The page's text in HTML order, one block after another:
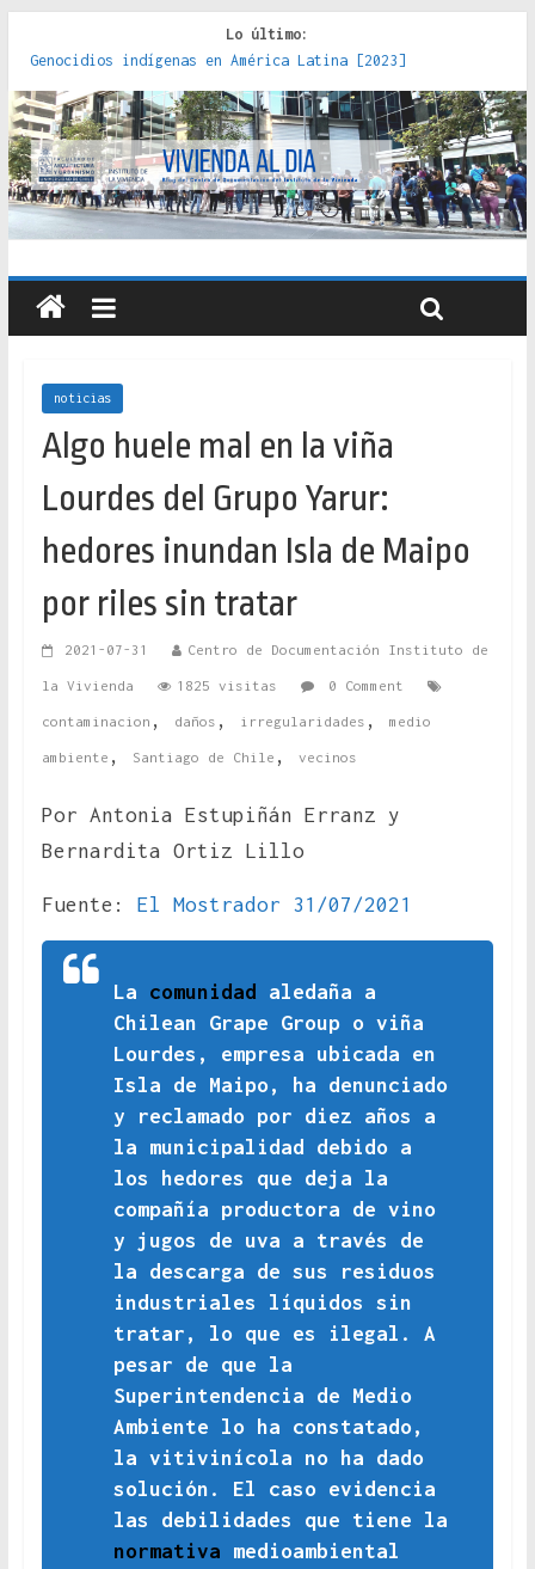
Lo último:
Red de consultorios de la Caja del Seguro Obrero en
Santiago : un patrimonio emblemático [2014]
Genocidios indígenas en América Latina [2023]
Estudios sobre la espacialización de los Estados :
políticas, prácticas y representaciones [2022]
Donde el pedernal choca con el acero : hacia una teoría
crítica de las fronteras latinoamericanas [2020]
Criterios técnicos para una vivienda adecuada [2019]
noticias
Algo huele mal en la viña
Lourdes del Grupo Yarur:
hedores inundan Isla de Maipo
por riles sin tratar
2021-07-31 Centro de Documentación Instituto de
la Vivienda 1825 visitas 0 Comment
contaminacion , daños , irregularidades , medio
ambiente , Santiago de Chile , vecinos
Por Antonia Estupiñán Erranz y
Bernardita Ortiz Lillo
Fuente: El Mostrador 31/07/2021
La comunidad
aledaña a
Chilean Grape Group o viña
Lourdes, empresa ubicada en
Isla de Maipo, ha denunciado
y reclamado por diez años a
la municipalidad debido a
los hedores que deja la
compañía productora de vino
y jugos de uva a través de
la descarga de sus residuos
industriales líquidos sin
tratar, lo que es ilegal. A
pesar de que la
Superintendencia de Medio
Ambiente lo ha constatado,
la vitivinícola no ha dado
solución. El caso evidencia
las debilidades que tiene la
normativa medioambiental